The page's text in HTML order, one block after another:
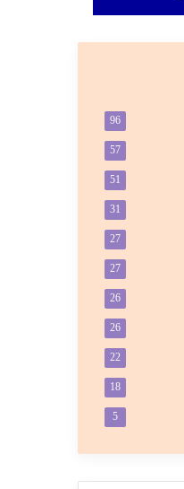
96
57
51
31
27
27
26
26
22
18
5